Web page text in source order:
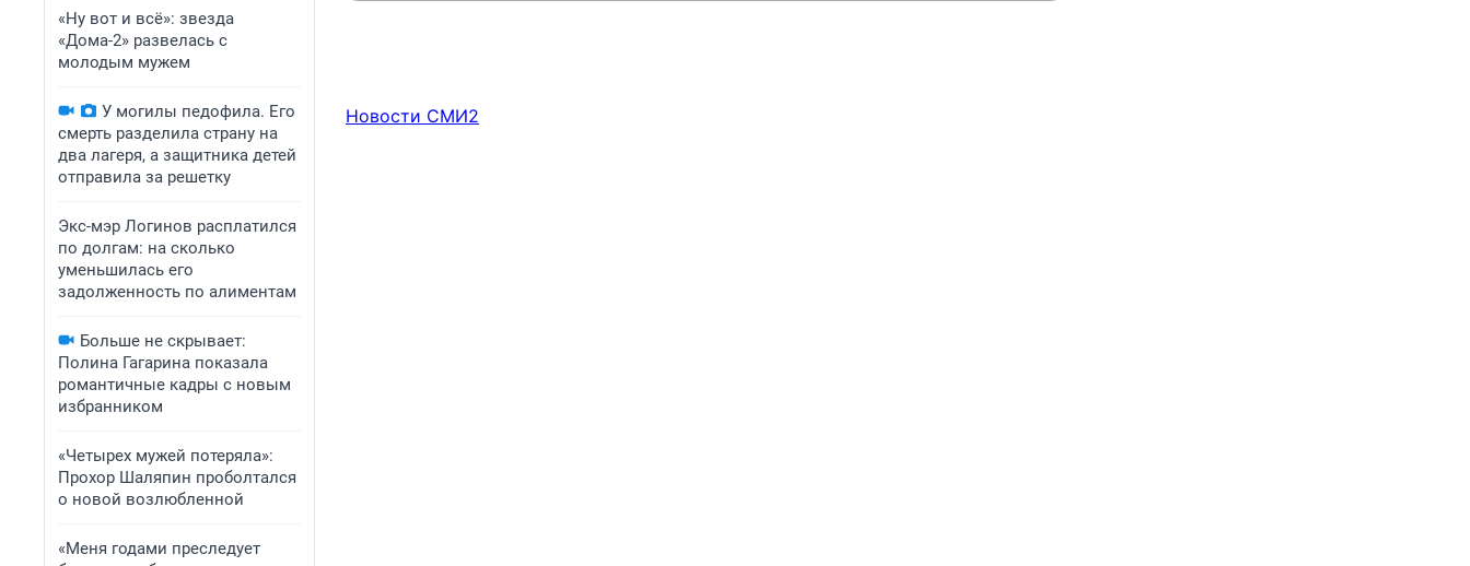
«Ну вот и всё»: звезда
«Дома-2» развелась с
молодым мужем
У могилы педофила. Его
смерть разделила страну на
два лагеря, а защитника детей
отправила за решетку
Экс-мэр Логинов расплатился
по долгам: на сколько
уменьшилась его
задолженность по алиментам
Больше не скрывает:
Полина Гагарина показала
романтичные кадры с новым
избранником
«Четырех мужей потеряла»:
Прохор Шаляпин проболтался
о новой возлюбленной
«Меня годами преследует
Новости СМИ2